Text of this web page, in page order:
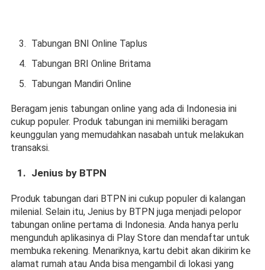
Tabungan BNI Online Taplus
Tabungan BRI Online Britama
Tabungan Mandiri Online
Beragam jenis tabungan online yang ada di Indonesia ini
cukup populer. Produk tabungan ini memiliki beragam
keunggulan yang memudahkan nasabah untuk melakukan
transaksi.
Jenius by BTPN
Produk tabungan dari BTPN ini cukup populer di kalangan
milenial. Selain itu, Jenius by BTPN juga menjadi pelopor
tabungan online pertama di Indonesia. Anda hanya perlu
mengunduh aplikasinya di Play Store dan mendaftar untuk
membuka rekening. Menariknya, kartu debit akan dikirim ke
alamat rumah atau Anda bisa mengambil di lokasi yang